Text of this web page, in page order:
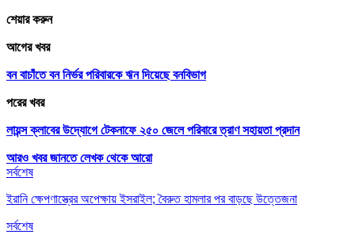
শেয়ার করুন
আগের খবর
বন বাচাঁতে বন নির্ভর পরিবারকে ঋন দিয়েছে বনবিভাগ
পরের খবর
লায়ন্স ক্লাবের উদ্যোগে টেকনাফে ২৫০ জেলে পরিবারে ত্রাণ সহায়তা প্রদান
আরও খবর জানতে লেখক থেকে আরো
সর্বশেষ
ইরানি ক্ষেপণাস্ত্রের অপেক্ষায় ইসরাইল; বৈরুত হামলার পর বাড়ছে উত্তেজনা
সর্বশেষ